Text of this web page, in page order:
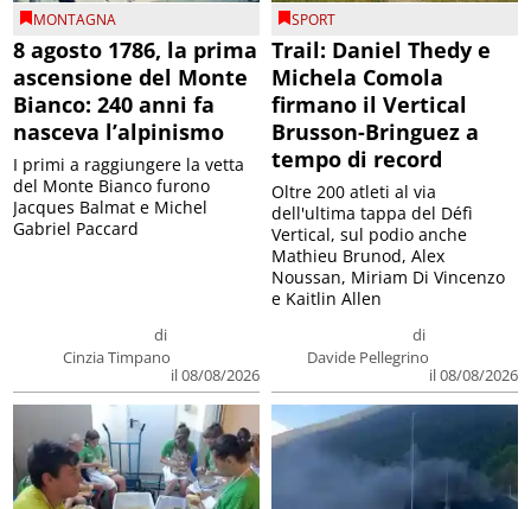
MONTAGNA
8 agosto 1786, la prima
ascensione del Monte
Bianco: 240 anni fa
nasceva l’alpinismo
di
Cinzia Timpano
il 08/08/2026
I primi a raggiungere la vetta
del Monte Bianco furono
Jacques Balmat e Michel
Gabriel Paccard
SPORT
Trail: Daniel Thedy e
Michela Comola
firmano il Vertical
Brusson-Bringuez a
tempo di record
di
Davide Pellegrino
il 08/08/2026
Oltre 200 atleti al via
dell'ultima tappa del Défì
Vertical, sul podio anche
Mathieu Brunod, Alex
Noussan, Miriam Di Vincenzo
e Kaitlin Allen